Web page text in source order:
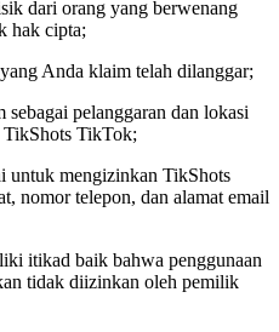
dari orang yang berwenang
hak cipta;
Anda klaim telah dilanggar;
pelanggaran dan lokasi
TikShots TikTok;
untuk mengizinkan TikShots
nomor telepon, dan alamat email
itikad baik bahwa penggunaan
tidak diizinkan oleh pemilik